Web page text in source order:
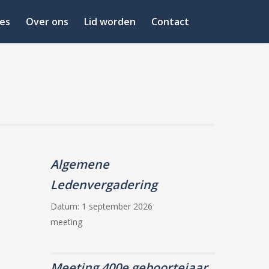
Over ons Lid worden Contact
Algemene
Ledenvergadering
Datum: 1 september 2026
meeting